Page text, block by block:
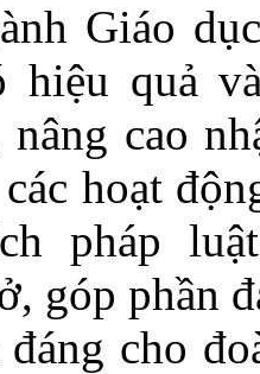
Giáo
hiệu quả
nâng cao
hoạt
pháp
góp phần
cho